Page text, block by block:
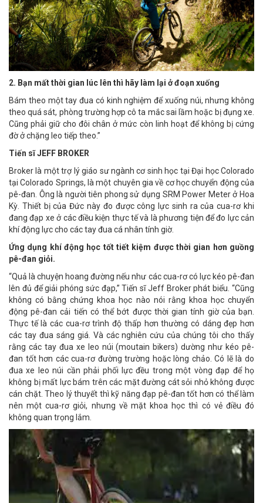
2. Bạn mất thời gian lúc lên thì hãy làm lại ở đoạn xuống
Bám theo một tay đua có kinh nghiệm để xuống núi, nhưng không
theo quá sát, phòng trường hợp cô ta mắc sai lầm hoặc bị đụng xe.
Cũng phải giữ cho đôi chân ở mức còn linh hoạt để không bị cứng
đờ ở chặng leo tiếp theo.”
Tiến sĩ JEFF BROKER
Broker là một trợ lý giáo sư ngành cơ sinh học tại Đại học Colorado
tại Colorado Springs, là một chuyên gia về cơ học chuyển động của
pê-đan. Ông là người tiên phong sử dụng SRM Power Meter ở Hoa
Kỳ. Thiết bị của Đức này đo được công lực sinh ra của cua-rơ khi
đang đạp xe ở các điều kiện thực tế và là phương tiện để đo lực cản
khí động lực cho các tay đua cá nhân tính giờ.
Ứng dụng khí động học tốt tiết kiệm được thời gian hơn guồng
pê-đan giỏi.
“Quả là chuyện hoang đường nếu như các cua-rơ có lực kéo pê-đan
lên đủ để giải phóng sức đạp,” Tiến sĩ Jeff Broker phát biểu. “Cũng
không có bằng chứng khoa học nào nói rằng khoa học chuyển
động pê-đan cải tiến có thể bớt được thời gian tính giờ của bạn.
Thực tế là các cua-rơ trình độ thấp hơn thường có dáng đẹp hơn
các tay đua sáng giá. Và các nghiên cứu của chúng tôi cho thấy
rằng các tay đua xe leo núi (moutain bikers) dường như kéo pê-
đan tốt hơn các cua-rơ đường trường hoặc lòng chảo. Có lẽ là do
đua xe leo núi cần phải phối lực đều trong một vòng đạp để họ
không bị mất lực bám trên các mặt đường cát sỏi nhỏ không được
cán chặt. Theo lý thuyết thì kỹ năng đạp pê-đan tốt hơn có thể làm
nên một cua-rơ giỏi, nhưng về mặt khoa học thì có vẻ điều đó
không quan trọng lắm.